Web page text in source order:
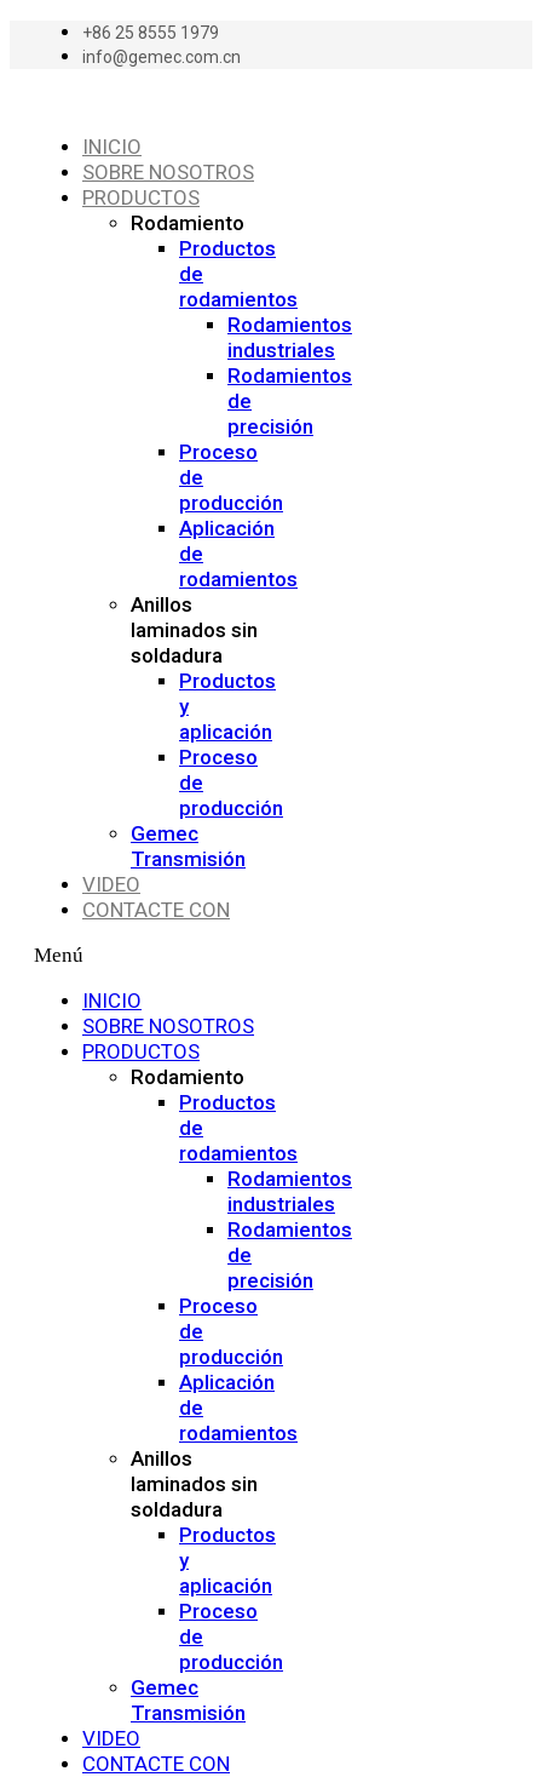
+86 25 8555 1979
info@gemec.com.cn
INICIO
SOBRE NOSOTROS
PRODUCTOS
Rodamiento
Productos
de
rodamientos
Rodamientos
industriales
Rodamientos
de
precisión
Proceso
de
producción
Aplicación
de
rodamientos
Anillos
laminados sin
soldadura
Productos
y
aplicación
Proceso
de
producción
Gemec
Transmisión
VIDEO
CONTACTE CON
Menú
INICIO
SOBRE NOSOTROS
PRODUCTOS
Rodamiento
Productos
de
rodamientos
Rodamientos
industriales
Rodamientos
de
precisión
Proceso
de
producción
Aplicación
de
rodamientos
Anillos
laminados sin
soldadura
Productos
y
aplicación
Proceso
de
producción
Gemec
Transmisión
VIDEO
CONTACTE CON